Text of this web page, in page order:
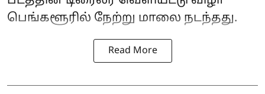
பெங்களூரில் நேற்று மாலை நடந்தது.
Read More